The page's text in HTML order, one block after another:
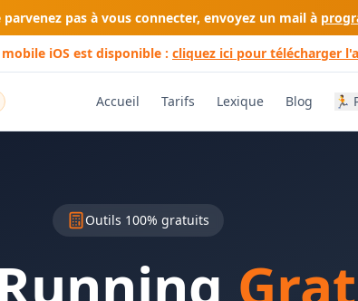
pas à vous connecter, envoyez un mail à
iOS est disponible : cliquez ici pour télécharger
Accueil Tarifs Lexique Blog 🏃
Outils 100% gratuits